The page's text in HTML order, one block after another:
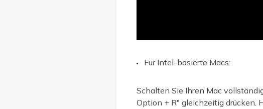
Für Intel-basierte Macs:
Schalten Sie Ihren Mac
Option + R" gleichzeitig drücken.